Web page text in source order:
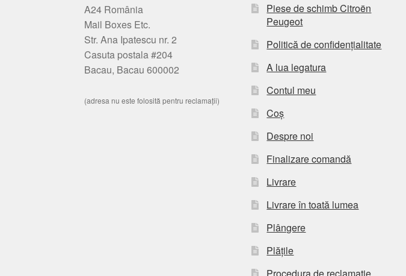
A24 România
Mail Boxes Etc.
Str. Ana Ipatescu nr. 2
Casuta postala #204
Bacau, Bacau 600002
(adresa nu este folosită pentru reclamații)
Piese de schimb Citroën
Peugeot
Politică de confidențialitate
A lua legatura
Contul meu
Coș
Despre noi
Finalizare comandă
Livrare
Livrare în toată lumea
Plângere
Plățile
Procedura de reclamație